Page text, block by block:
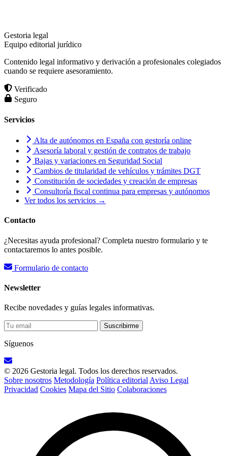
Gestoria legal
Equipo editorial jurídico
Contenido legal informativo y derivación a profesionales colegiados
cuando se requiere asesoramiento.
Verificado
Seguro
Servicios
Alta de autónomos en España con gestoría online
Asesoría laboral y gestión de contratos de trabajo
Bajas y variaciones en Seguridad Social
Cambios de titularidad de vehículos y trámites DGT
Constitución de sociedades y creación de empresas
Consultoría fiscal continua para empresas y autónomos
Ver todos los servicios →
Contacto
¿Necesitas ayuda profesional? Completa nuestro formulario y te
contactaremos lo antes posible.
Formulario de contacto
Newsletter
Recibe novedades y guías legales informativas.
Suscribirme
Síguenos
© 2026 Gestoria legal. Todos los derechos reservados.
Sobre nosotros Metodología Política editorial Aviso Legal
Privacidad Cookies Mapa del Sitio Colaboraciones